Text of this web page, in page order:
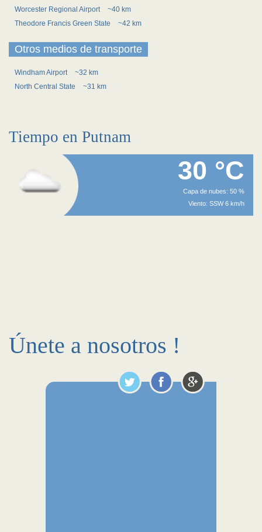
Worcester Regional Airport
~40 km
Theodore Francis Green State
~42 km
Otros medios de transporte
Windham Airport
~32 km
North Central State
~31 km
Tiempo en Putnam
30 °C
Capa de nubes: 50 %
Viento: SSW 6 km/h
Únete a nosotros !